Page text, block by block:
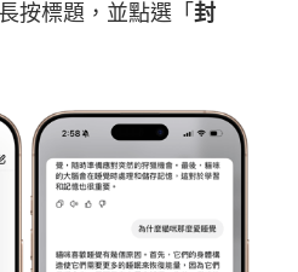
按標題，並點選「 封